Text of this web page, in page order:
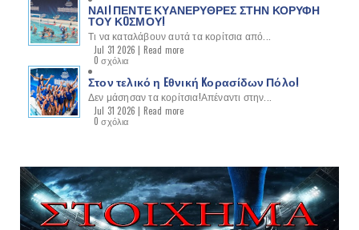
ΝΑΙ! ΠΕΝΤΕ ΚΥΑΝΕΡΥΘΡΕΣ ΣΤΗΝ ΚΟΡΥΦΗ
ΤΟΥ ΚOΣΜΟΥ!
Τι να καταλάβουν αυτά τα κορίτσια από...
Jul 31 2026 | Read more
0 σχόλια
Στον τελικό η Eθνική Kορασίδων Πόλο!
Δεν μάσησαν τα κορίτσια!Απέναντι στην...
Jul 31 2026 | Read more
0 σχόλια